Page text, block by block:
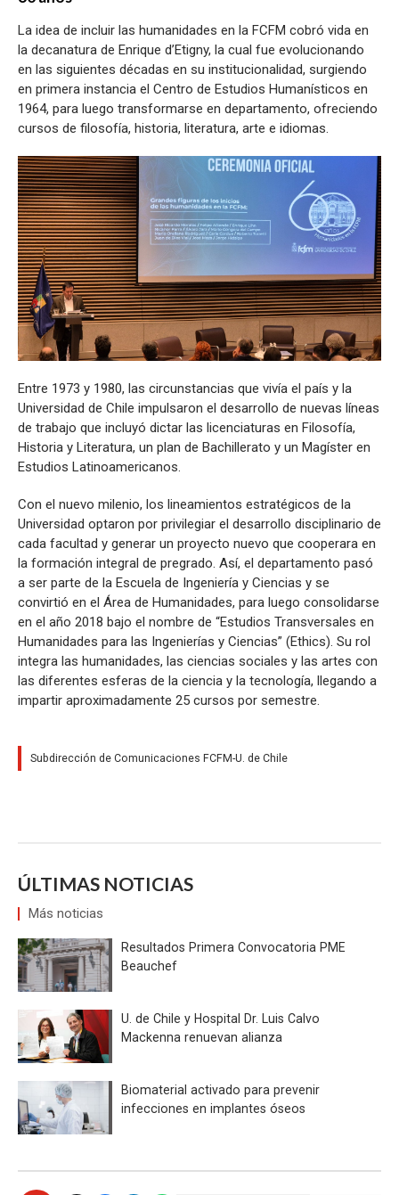
La idea de incluir las humanidades en la FCFM cobró vida en
la decanatura de Enrique d’Etigny, la cual fue evolucionando
en las siguientes décadas en su institucionalidad, surgiendo
en primera instancia el Centro de Estudios Humanísticos en
1964, para luego transformarse en departamento, ofreciendo
cursos de filosofía, historia, literatura, arte e idiomas.
Entre 1973 y 1980, las circunstancias que vivía el país y la
Universidad de Chile impulsaron el desarrollo de nuevas líneas
de trabajo que incluyó dictar las licenciaturas en Filosofía,
Historia y Literatura, un plan de Bachillerato y un Magíster en
Estudios Latinoamericanos.
Con el nuevo milenio, los lineamientos estratégicos de la
Universidad optaron por privilegiar el desarrollo disciplinario de
cada facultad y generar un proyecto nuevo que cooperara en
la formación integral de pregrado. Así, el departamento pasó
a ser parte de la Escuela de Ingeniería y Ciencias y se
convirtió en el Área de Humanidades, para luego consolidarse
en el año 2018 bajo el nombre de “Estudios Transversales en
Humanidades para las Ingenierías y Ciencias” (Ethics). Su rol
integra las humanidades, las ciencias sociales y las artes con
las diferentes esferas de la ciencia y la tecnología, llegando a
impartir aproximadamente 25 cursos por semestre.
Subdirección de Comunicaciones FCFM-U. de Chile
ÚLTIMAS NOTICIAS
Más noticias
Resultados Primera Convocatoria PME
Beauchef
U. de Chile y Hospital Dr. Luis Calvo
Mackenna renuevan alianza
Biomaterial activado para prevenir
infecciones en implantes óseos